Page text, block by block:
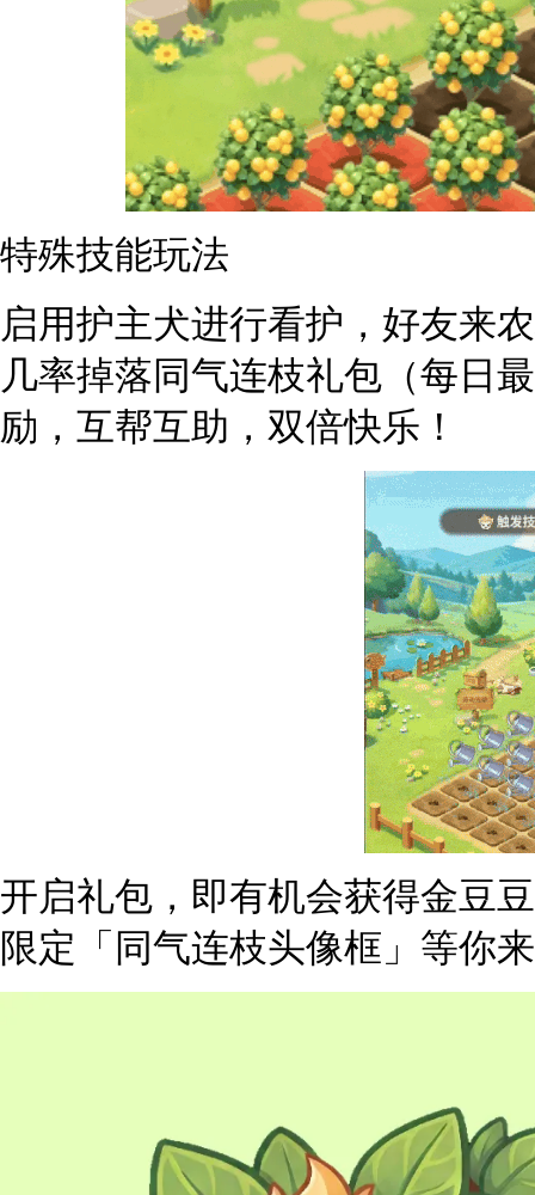
特殊技能玩法
启用护主犬进行看护，好友来
几率掉落同气连枝礼包（每日
励，互帮互助，双倍快乐！
开启礼包，即有机会获得金豆
限定「同气连枝头像框」等你